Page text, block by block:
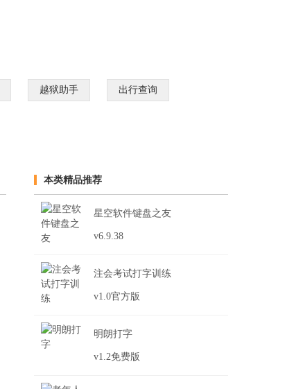
越狱助手 出行查询
本类精品推荐
星空软件键盘之友
v6.9.38
注会考试打字训练
v1.0官方版
明朗打字
v1.2免费版